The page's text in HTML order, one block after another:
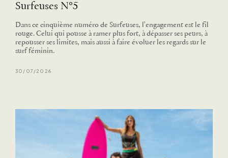
Surfeuses N°5
Dans ce cinquième numéro de Surfeuses, l'engagement est le fil
rouge. Celui qui pousse à ramer plus fort, à dépasser ses peurs, à
repousser ses limites, mais aussi à faire évoluer les regards sur le
surf féminin.
30/07/2026